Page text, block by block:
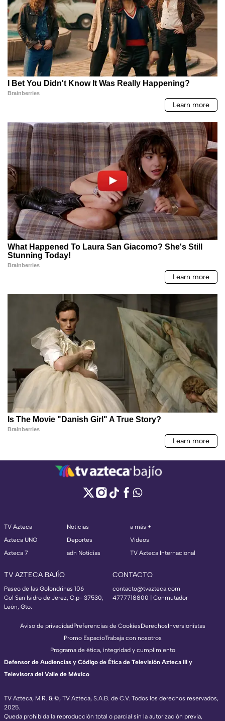
TV Azteca
Azteca UNO
Azteca 7
Noticias
Deportes
adn Noticias
a más +
Videos
TV Azteca Internacional
TV AZTECA BAJÍO
Paseo de las Golondrinas 106
Col San Isidro de Jerez, C.p- 37530,
León, Gto.
CONTACTO
contacto@tvazteca.com
4777718800 | Conmutador
TV Azteca, M.R. & ©, TV Azteca, S.A.B. de C.V. Todos los derechos reservados,
2025.
Queda prohibida la reproducción total o parcial sin la autorización previa,
Aviso de privacidadPreferencias de CookiesDerechosInversionistas
Promo EspacioTrabaja con nosotros
Programa de ética, integridad y cumplimiento
Defensor de Audiencias y Código de Ética de Televisión Azteca III y
Televisora del Valle de México